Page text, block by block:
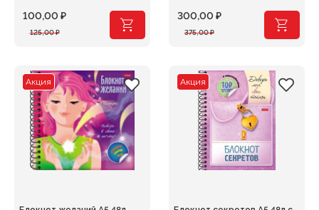
125,00₽
Первоначальная
125,00 ₽.
100,00 ₽
Текущая
375,00₽
Первоначальная
375,00 ₽.
300,00 ₽
Текущая
Акция Акция